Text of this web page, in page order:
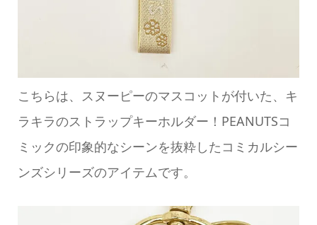
こちらは、スヌーピーのマスコットが付いた、キ
ラキラのストラップキーホルダー！PEANUTSコ
ミックの印象的なシーンを抜粋したコミカルシー
ンズシリーズのアイテムです。